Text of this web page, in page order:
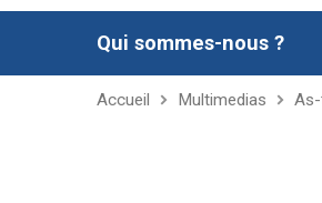
Qui sommes-nous ?
Accueil Multimedias